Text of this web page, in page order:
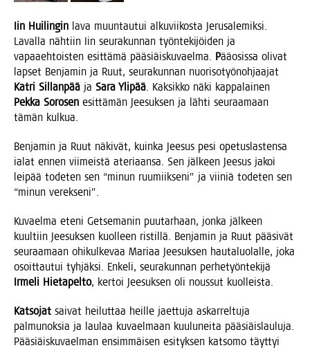
Iin Hui­lin­gin lava muun­tau­tui alku­vii­kos­ta Jerusa­le­mik­si.
Laval­la näh­tiin Iin seu­ra­kun­nan työn­te­ki­jöi­den ja
vapaa­eh­tois­ten esit­tä­mä pää­siäis­ku­vael­ma. Pääosis­sa oli­vat
lap­set Ben­ja­min ja Ruut, seu­ra­kun­nan nuo­ri­so­työ­noh­jaa­jat
Kat­ri Sil­lan­pää ja Sara Yli­pää. Kak­sik­ko näki kap­pa­lai­nen
Pek­ka Soro­sen esit­tä­män Jee­suk­sen ja läh­ti seu­raa­maan
tämän kulkua.
Ben­ja­min ja Ruut näki­vät, kuin­ka Jee­sus pesi ope­tus­las­ten­sa
ialat ennen vii­meis­tä ate­ri­aan­sa. Sen jäl­keen Jee­sus jakoi
lei­pää tode­ten sen “minun ruu­miik­se­ni” ja vii­niä tode­ten sen
“minun verekseni”.
Kuvael­ma ete­ni Get­se­ma­nin puu­tar­haan, jon­ka jäl­keen
kuul­tiin Jee­suk­sen kuol­leen ris­til­lä. Ben­ja­min ja Ruut pää­si­vät
seu­raa­maan ohi­kul­ke­vaa Mari­aa Jee­suk­sen hau­ta­luo­lal­le, joka
osoit­tau­tui tyh­jäk­si. Enke­li, seu­ra­kun­nan per­he­työn­te­ki­jä
Irme­li Hie­ta­pel­to, ker­toi Jee­suk­sen oli nous­sut kuolleista.
Kat­so­jat sai­vat hei­lut­taa heil­le jaet­tu­ja askar­rel­tu­ja
pal­mu­nok­sia ja lau­laa kuvael­maan kuu­lu­nei­ta pää­siäis­lau­lu­ja.
Pää­siäis­ku­vael­man ensim­mäi­sen esi­tyk­sen kat­so­mo täyt­tyi